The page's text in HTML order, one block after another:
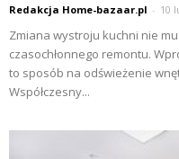
Redakcja Home-bazaar.pl - 10
Zmiana wystroju kuchni nie
czasochłonnego remontu.
to sposób na odświeżenie
Współczesny...